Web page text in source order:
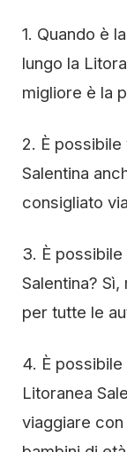
1. Quando è
lungo la
migliore è la
2. È
Salentina
consigliato
3. È
Salentina?
per tutte le
4. È
Litoranea
viaggiare